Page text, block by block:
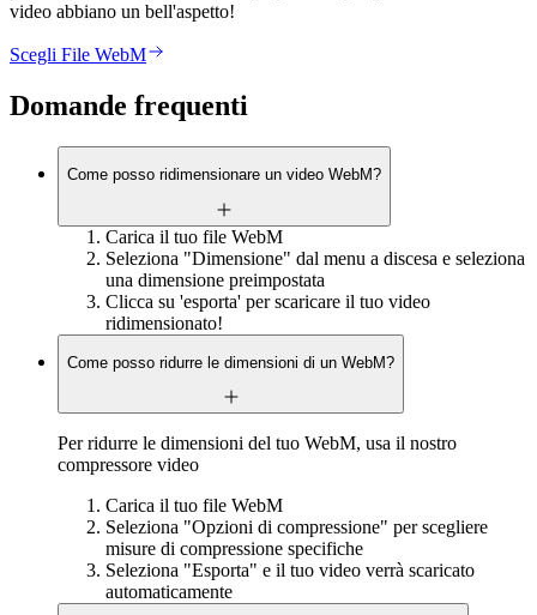
video abbiano un bell'aspetto!
Scegli File WebM
Domande frequenti
Come posso ridimensionare un video WebM?
Carica il tuo file WebM
Seleziona "Dimensione" dal menu a discesa e seleziona
una dimensione preimpostata
Clicca su 'esporta' per scaricare il tuo video
ridimensionato!
Come posso ridurre le dimensioni di un WebM?
Per ridurre le dimensioni del tuo WebM, usa il nostro
compressore video
Carica il tuo file WebM
Seleziona "Opzioni di compressione" per scegliere
misure di compressione specifiche
Seleziona "Esporta" e il tuo video verrà scaricato
automaticamente